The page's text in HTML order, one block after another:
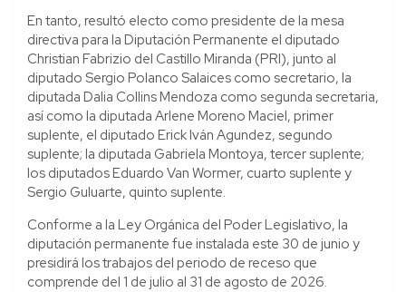
En tanto, resultó electo como presidente de la mesa
directiva para la Diputación Permanente el diputado
Christian Fabrizio del Castillo Miranda (PRI), junto al
diputado Sergio Polanco Salaices como secretario, la
diputada Dalia Collins Mendoza como segunda secretaria,
así como la diputada Arlene Moreno Maciel, primer
suplente, el diputado Erick Iván Agundez, segundo
suplente; la diputada Gabriela Montoya, tercer suplente;
los diputados Eduardo Van Wormer, cuarto suplente y
Sergio Guluarte, quinto suplente.
Conforme a la Ley Orgánica del Poder Legislativo, la
diputación permanente fue instalada este 30 de junio y
presidirá los trabajos del periodo de receso que
comprende del 1 de julio al 31 de agosto de 2026.